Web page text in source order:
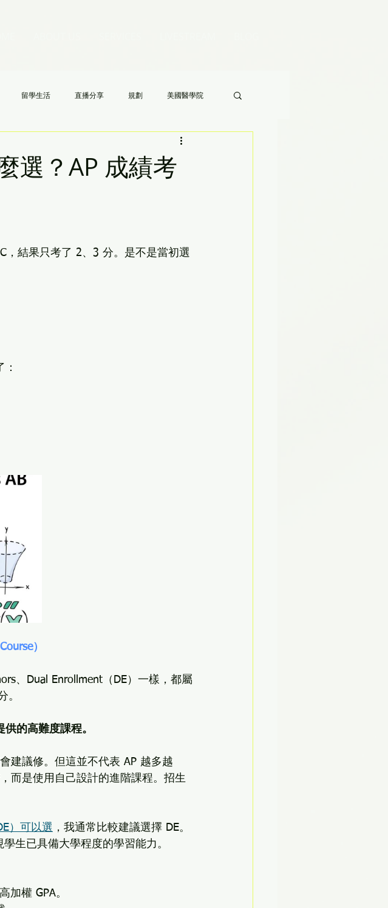
留學生活 直播分享 規劃 美國醫學院
《Audrey 老師的八分鐘家長答疑》
選？AP 成績考
，結果只考了 2、3 分。是不是當初選
）
、Dual Enrollment（DE）一樣，都屬
。
的高難度課程。
建議修。但這並不代表 AP 越多越
而是使用自己設計的進階課程。招生
）可以選 ，我通常比較建議選擇 DE。
生已具備大學程度的學習能力。
加權 GPA。